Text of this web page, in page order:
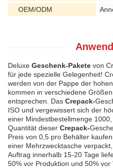
OEM/ODM
Deluxe Geschenk-Pakete von
für jede spezielle Gelegenheit!
werden von der Pappe der
kommen in verschiedene
entsprechen. Das Crepack-
ISO und vergewissert sich der
einer Mindestbestellmenge
Quantität dieser Crepack-
Preis von 0,5 pro Behälter
einer Mehrzwecktasche
Auftrag innerhalb 15-20 Tage
50% vor Produktion und 50% vor